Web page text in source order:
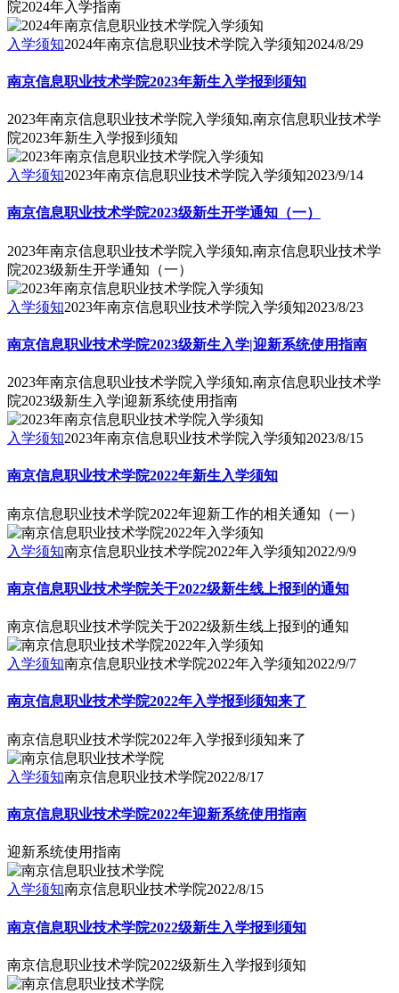
院2024年入学指南
入学须知2024年南京信息职业技术学院入学须知2024/8/29
南京信息职业技术学院2023年新生入学报到须知
2023年南京信息职业技术学院入学须知,南京信息职业技术学
院2023年新生入学报到须知
入学须知2023年南京信息职业技术学院入学须知2023/9/14
南京信息职业技术学院2023级新生开学通知（一）
2023年南京信息职业技术学院入学须知,南京信息职业技术学
院2023级新生开学通知（一）
入学须知2023年南京信息职业技术学院入学须知2023/8/23
南京信息职业技术学院2023级新生入学|迎新系统使用指南
2023年南京信息职业技术学院入学须知,南京信息职业技术学
院2023级新生入学|迎新系统使用指南
入学须知2023年南京信息职业技术学院入学须知2023/8/15
南京信息职业技术学院2022年新生入学须知
南京信息职业技术学院2022年迎新工作的相关通知（一）
入学须知南京信息职业技术学院2022年入学须知2022/9/9
南京信息职业技术学院关于2022级新生线上报到的通知
南京信息职业技术学院关于2022级新生线上报到的通知
入学须知南京信息职业技术学院2022年入学须知2022/9/7
南京信息职业技术学院2022年入学报到须知来了
南京信息职业技术学院2022年入学报到须知来了
入学须知南京信息职业技术学院2022/8/17
南京信息职业技术学院2022年迎新系统使用指南
迎新系统使用指南
入学须知南京信息职业技术学院2022/8/15
南京信息职业技术学院2022级新生入学报到须知
南京信息职业技术学院2022级新生入学报到须知